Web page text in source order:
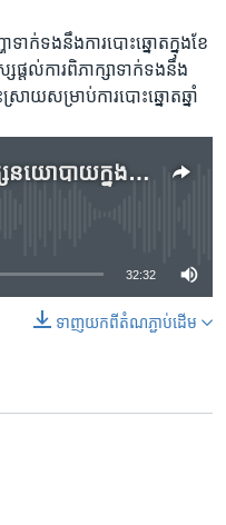
ា​ទាក់​ទង​នឹង​ការ​បោះ​ឆ្នោត​ក្នុង​ខែ​
តល់​ការ​ពិភាក្សា​ទាក់​ទង​នឹង​
យ​សម្រាប់​ការ​បោះឆ្នោត​ឆ្នាំ​
បញ្ហា​ប្រឈម​សម្រាប់​គណបក្ស​នយោបាយ​ក្នុងការ​បោះឆ្នោត​ឆ្នាំ​ ២០១៣
32:32
ទាញ​យក​ពី​តំណភ្ជាប់​ដើម